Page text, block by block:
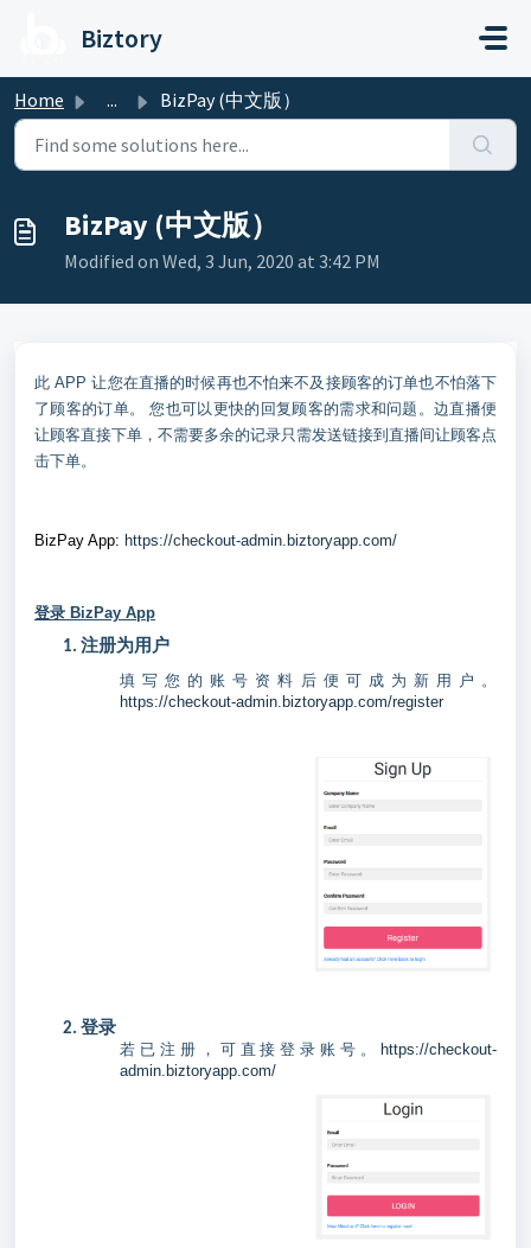
Biztory
Home ... BizPay (中文版）
BizPay (中文版）
Modified on Wed, 3 Jun, 2020 at 3:42 PM
此 APP 让您在直播的时候再也不怕来不及接顾客的订单也不怕落下
了顾客的订单。 您也可以更快的回复顾客的需求和问题。边直播便
让顾客直接下单，不需要多余的记录只需发送链接到直播间让顾客点
击下单。
BizPay App: https://checkout-admin.biztoryapp.com/
登录 BizPay App
1. 注册为用户
填写您的账号资料后便可成为新用户。
https://checkout-admin.biztoryapp.com/register
2. 登录
若已注册，可直接登录账号。
https://checkout-
admin.biztoryapp.com/